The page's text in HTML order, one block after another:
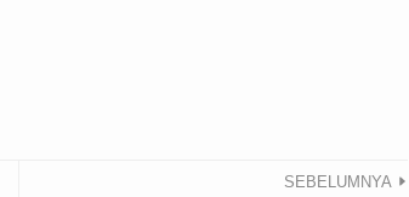
SEBELUMNYA